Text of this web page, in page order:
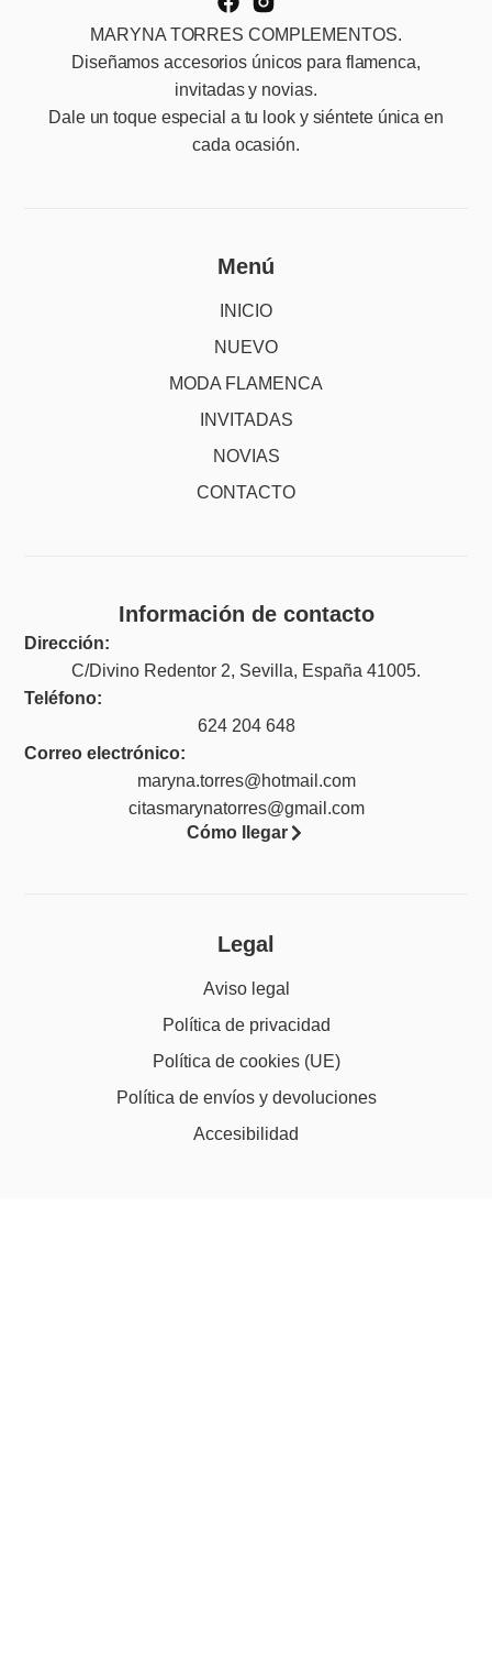
MARYNA TORRES COMPLEMENTOS.
Diseñamos accesorios únicos para flamenca,
invitadas y novias.
Dale un toque especial a tu look y siéntete única en
cada ocasión.
Menú
INICIO
NUEVO
MODA FLAMENCA
INVITADAS
NOVIAS
CONTACTO
Información de contacto
Dirección:
C/Divino Redentor 2, Sevilla, España 41005.
Teléfono:
624 204 648
Correo electrónico:
maryna.torres@hotmail.com
citasmarynatorres@gmail.com
Cómo llegar
Legal
Aviso legal
Política de privacidad
Política de cookies (UE)
Política de envíos y devoluciones
Accesibilidad